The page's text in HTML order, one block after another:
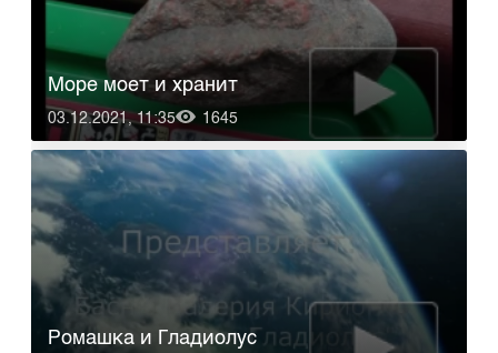
03.12.2021, 11:35 1645
Море моет и хранит
Ромашка и Гладиолус